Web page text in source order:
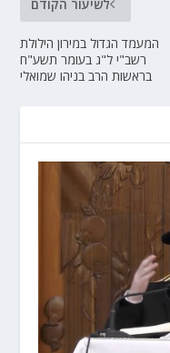
לשיעור הקודם
המעמד הגדול במירון הילולת
רשב"י ל"ג בעומר תשע"ח
בראשות הרב בניהו שמואלי